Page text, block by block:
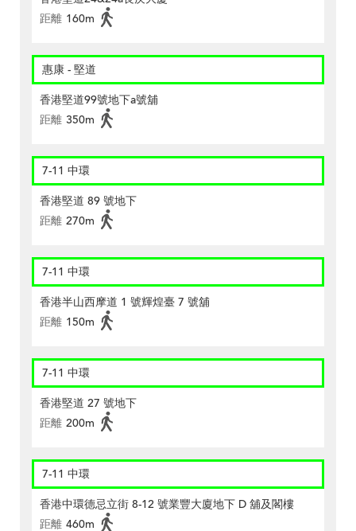
距離 160m
惠康 - 堅道
香港堅道99號地下a號舖
距離 350m
7-11 中環
香港堅道 89 號地下
距離 270m
7-11 中環
香港半山西摩道 1 號輝煌臺 7 號舖
距離 150m
7-11 中環
香港堅道 27 號地下
距離 200m
7-11 中環
香港中環德忌立街 8-12 號業豐大廈地下 D 舖及閣樓
距離 460m